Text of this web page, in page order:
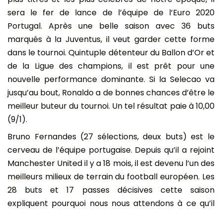
sera le fer de lance de l’équipe de l’Euro 2020
Portugal. Après une belle saison avec 36 buts
marqués à la Juventus, il veut garder cette forme
dans le tournoi. Quintuple détenteur du Ballon d’Or et
de la Ligue des champions, il est prêt pour une
nouvelle performance dominante. Si la Selecao va
jusqu’au bout, Ronaldo a de bonnes chances d’être le
meilleur buteur du tournoi. Un tel résultat paie à 10,00
(9/1).
Bruno Fernandes (27 sélections, deux buts) est le
cerveau de l’équipe portugaise. Depuis qu’il a rejoint
Manchester United il y a 18 mois, il est devenu l’un des
meilleurs milieux de terrain du football européen. Les
28 buts et 17 passes décisives cette saison
expliquent pourquoi nous nous attendons à ce qu’il